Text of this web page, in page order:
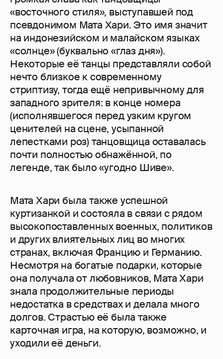
«восточного стиля», выступавшей под
псевдонимом Мата Хари. Это имя значит
на индонезийском и малайском языках
«солнце» (буквально «глаз дня»).
Некоторые её танцы представляли собой
нечто близкое к современному
стриптизу, тогда ещё непривычному для
западного зрителя: в конце номера
(исполнявшегося перед узким кругом
ценителей на сцене, усыпанной
лепестками роз) танцовщица оставалась
почти полностью обнажённой, по
легенде, так было «угодно Шиве».
Мата Хари была также успешной
куртизанкой и состояла в связи с рядом
высокопоставленных военных, политиков
и других влиятельных лиц во многих
странах, включая Францию и Германию.
Несмотря на богатые подарки, которые
она получала от любовников, Мата Хари
знала продолжительные периоды
недостатка в средствах и делала много
долгов. Страстью её была также
карточная игра, на которую, возможно, и
уходили её деньги.